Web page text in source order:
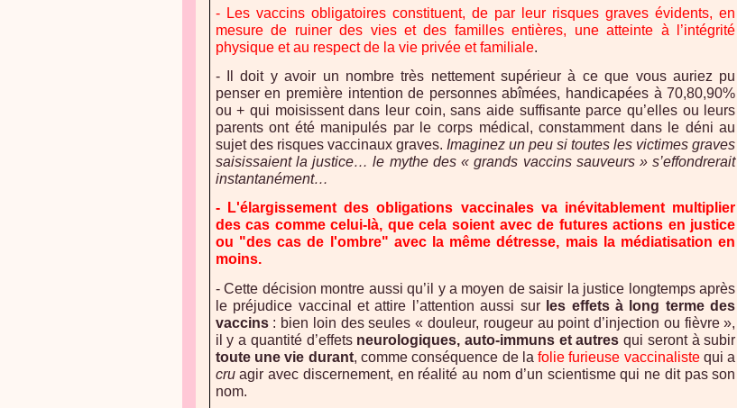
- Les vaccins obligatoires constituent, de par leur risques graves évidents, en
mesure de ruiner des vies et des familles entières, une atteinte à l’intégrité
physique et au respect de la vie privée et familiale.
- Il doit y avoir un nombre très nettement supérieur à ce que vous auriez pu
penser en première intention de personnes abîmées, handicapées à 70,80,90%
ou + qui moisissent dans leur coin, sans aide suffisante parce qu’elles ou leurs
parents ont été manipulés par le corps médical, constamment dans le déni au
sujet des risques vaccinaux graves. Imaginez un peu si toutes les victimes graves
saisissaient la justice… le mythe des « grands vaccins sauveurs » s’effondrerait
instantanément…
- L'élargissement des obligations vaccinales va inévitablement multiplier
des cas comme celui-là, que cela soient avec de futures actions en justice
ou "des cas de l'ombre" avec la même détresse, mais la médiatisation en
moins.
- Cette décision montre aussi qu’il y a moyen de saisir la justice longtemps après
le préjudice vaccinal et attire l’attention aussi sur les effets à long terme des
vaccins: bien loin des seules « douleur, rougeur au point d’injection ou fièvre »,
il y a quantité d’effets neurologiques, auto-immuns et autres qui seront à subir
toute une vie durant, comme conséquence de lafolie furieuse vaccinalistequi a
cruagir avec discernement, en réalité au nom d’un scientisme qui ne dit pas son
nom.